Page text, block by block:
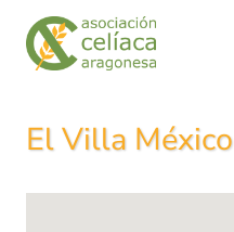
Saltar
contenido
El Villa México